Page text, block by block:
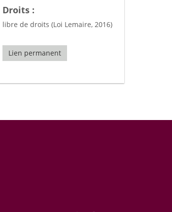
Droits :
libre de droits (Loi Lemaire, 2016)
Lien permanent